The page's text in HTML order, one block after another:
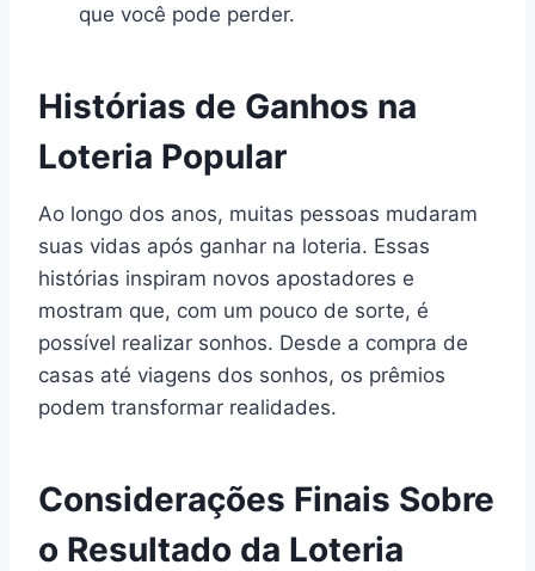
que você pode perder.
Histórias de Ganhos na
Loteria Popular
Ao longo dos anos, muitas pessoas mudaram
suas vidas após ganhar na loteria. Essas
histórias inspiram novos apostadores e
mostram que, com um pouco de sorte, é
possível realizar sonhos. Desde a compra de
casas até viagens dos sonhos, os prêmios
podem transformar realidades.
Considerações Finais Sobre
o Resultado da Loteria